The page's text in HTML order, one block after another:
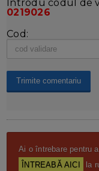
Introdu codul de
0219026
Cod:
Ai o întrebare pentru
ÎNTREABĂ AICI
la